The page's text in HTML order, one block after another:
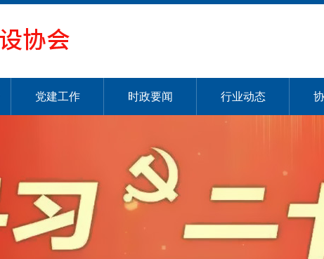
党建工作 时政要闻 行业动态